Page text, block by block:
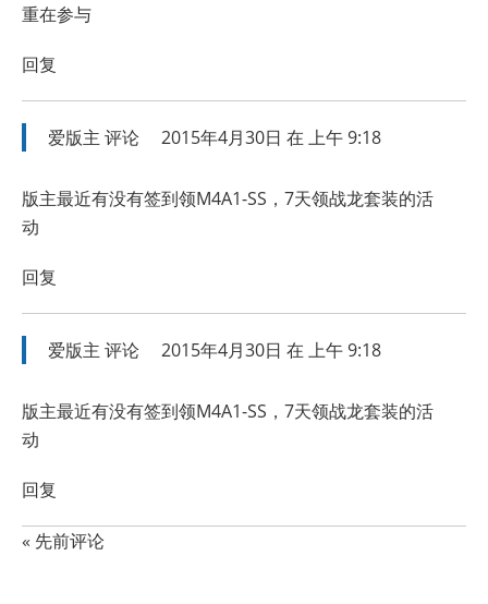
重在参与
回复
爱版主 评论 2015年4月30日 在 上午 9:18
版主最近有没有签到领M4A1-SS，7天领战龙套装的活
动
回复
爱版主 评论 2015年4月30日 在 上午 9:18
版主最近有没有签到领M4A1-SS，7天领战龙套装的活
动
回复
« 先前评论